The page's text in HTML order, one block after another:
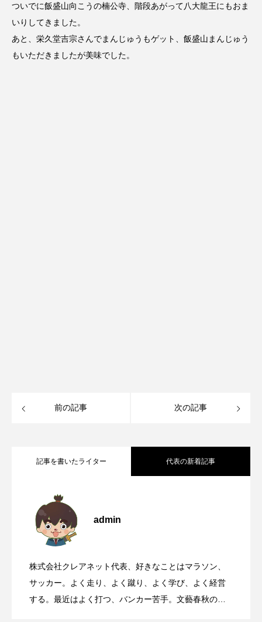
ついでに飯盛山向こうの楠公寺、階段あがって八大龍王にもおま
いりしてきました。
あと、栄久堂吉宗さんでまんじゅうもゲット、飯盛山まんじゅう
もいただきましたが美味でした。
前の記事 次の記事
記事を書いたライター 代表の新着記事
admin
株式会社クレアネット代表、好きなことはマラソン、
サッカー。よく走り、よく蹴り、よく学び、よく経営
する。最近はよく打つ、バンカー苦手。文藝春秋の
2026.08.09
2026.08.08
遺産丹生酒殿神社
2026.08.07 靖国参拝と大阪護国神社参拝について